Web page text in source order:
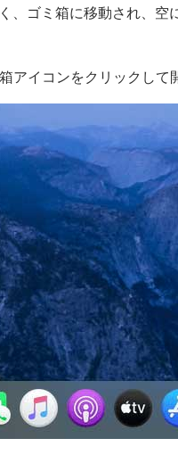
、ゴミ箱に移動され、
アイコンをクリックして